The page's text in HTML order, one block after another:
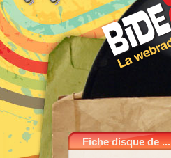
Fiche disque de ...